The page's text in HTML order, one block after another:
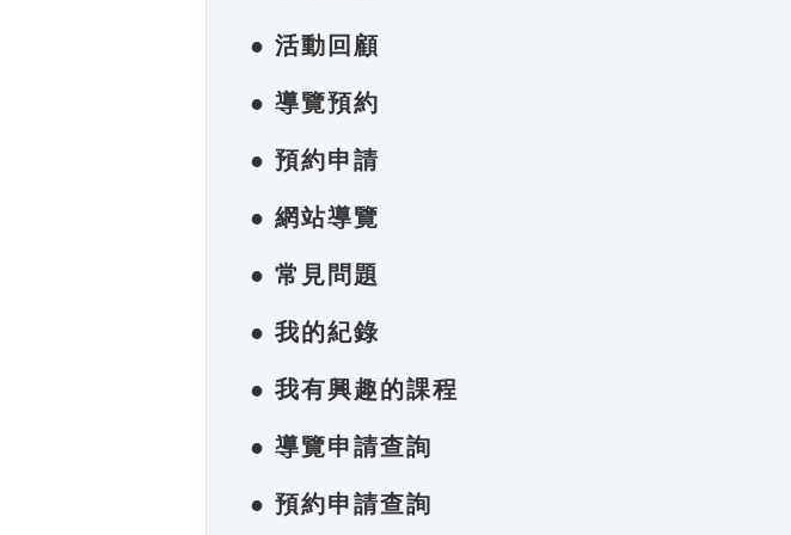
● 活動回顧
● 導覽預約
● 預約申請
● 網站導覽
● 常見問題
● 我的紀錄
● 我有興趣的課程
● 導覽申請查詢
● 預約申請查詢